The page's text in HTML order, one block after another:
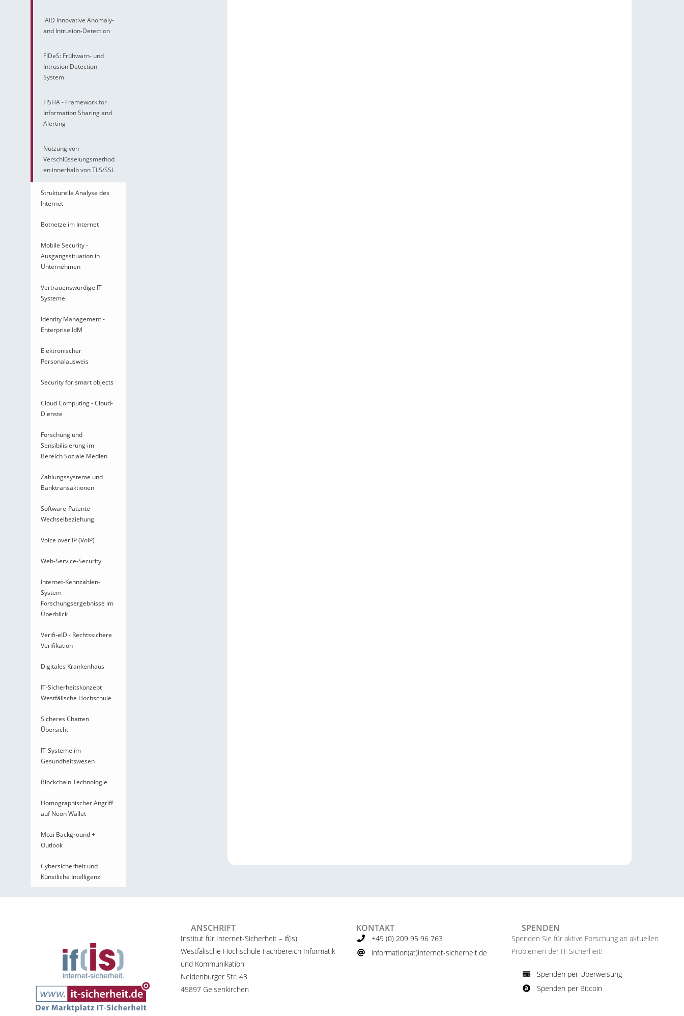
iAID Innovative Anomaly-
and Intrusion-Detection
FIDeS: Frühwarn- und
Intrusion Detection-
System
FISHA - Framework for
Information Sharing and
Alerting
Nutzung von
Verschlüsselungsmethod
en innerhalb von TLS/SSL
Strukturelle Analyse des
Internet
Botnetze im Internet
Mobile Security -
Ausgangssituation in
Unternehmen
Vertrauenswürdige IT-
Systeme
Identity Management -
Enterprise IdM
Elektronischer
Personalausweis
Security for smart objects
Cloud Computing - Cloud-
Dienste
Forschung und
Sensibilisierung im
Bereich Soziale Medien
Zahlungssysteme und
Banktransaktionen
Software-Patente -
Wechselbeziehung
Voice over IP (VoIP)
Web-Service-Security
Internet-Kennzahlen-
System -
Forschungsergebnisse im
Überblick
Verifi-eID - Rechtssichere
Verifikation
Digitales Krankenhaus
IT-Sicherheitskonzept
Westfälische Hochschule
Sicheres Chatten
Übersicht
IT-Systeme im
Gesundheitswesen
Blockchain Technologie
Homographischer Angriff
auf Neon Wallet
Mozi Background +
Outlook
Cybersicherheit und
Künstliche Intelligenz
ANSCHRIFT
Institut für Internet-Sicherheit – if(is)
Westfälische Hochschule Fachbereich Informatik
und Kommunikation
Neidenburger Str. 43
45897 Gelsenkirchen
KONTAKT
+49 (0) 209 95 96 763
information(at)internet-sicherheit.de ​
SPENDEN
Spenden Sie für aktive Forschung an aktuellen
Problemen der IT-Sicherheit!​
Spenden per Überweisung​
Spenden per Bitcoin​